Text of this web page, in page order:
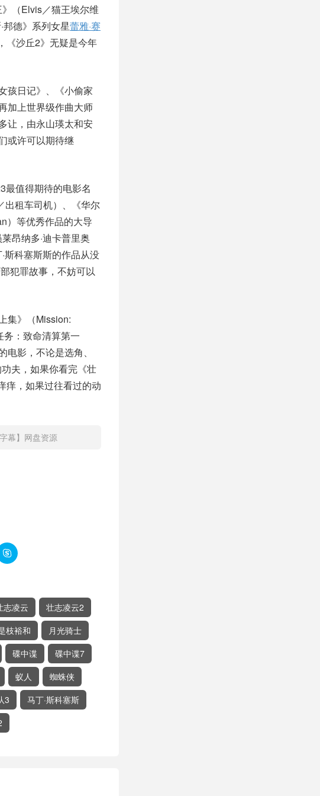
（Elvis／猫王埃尔维
德》系列女星蕾雅·赛
《沙丘2》无疑是今年
孩日记》、《小偷家
加上世界级作曲大师
让，由永山瑛太和安
或许可以期待继
最值得期待的电影名
出租车司机）、《华尔
）等优秀作品的大导
昂纳多·迪卡普里奥
斯科塞斯斯的作品从没
犯罪故事，不妨可以
集》（Mission:
：致命清算第一
影，不论是选角、
夫，如果你看完《壮
痒，如果过往看过的动
幕】网盘资源

志凌云
壮志凌云2
枝裕和
月光骑士
碟中谍
碟中谍7
蚁人
蜘蛛侠
3
马丁·斯科塞斯